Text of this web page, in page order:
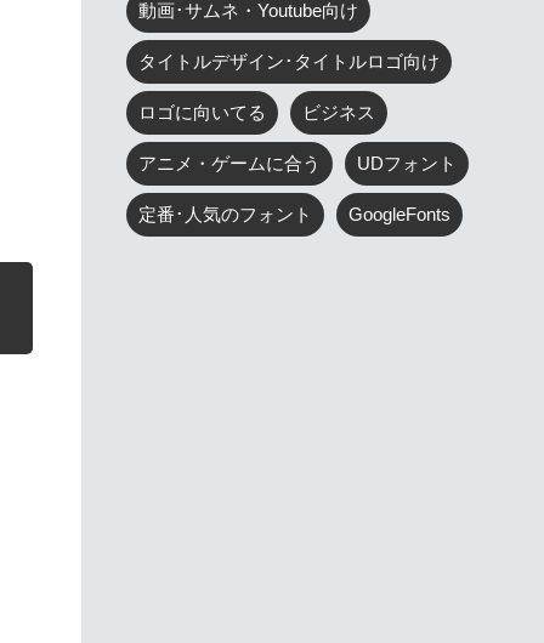
動画･サムネ・Youtube向け
タイトルデザイン･タイトルロゴ向け
ロゴに向いてる ビジネス
アニメ・ゲームに合う UDフォント
定番･人気のフォント GoogleFonts